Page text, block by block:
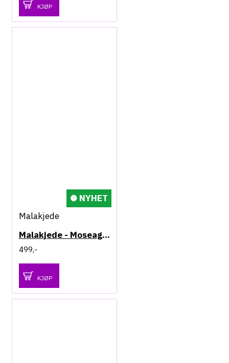
KJØP
NYHET
Malakjede
Malakjede - Moseagat/grønn aventurin/lepidolitt/ solstein - Mandala
499,-
KJØP